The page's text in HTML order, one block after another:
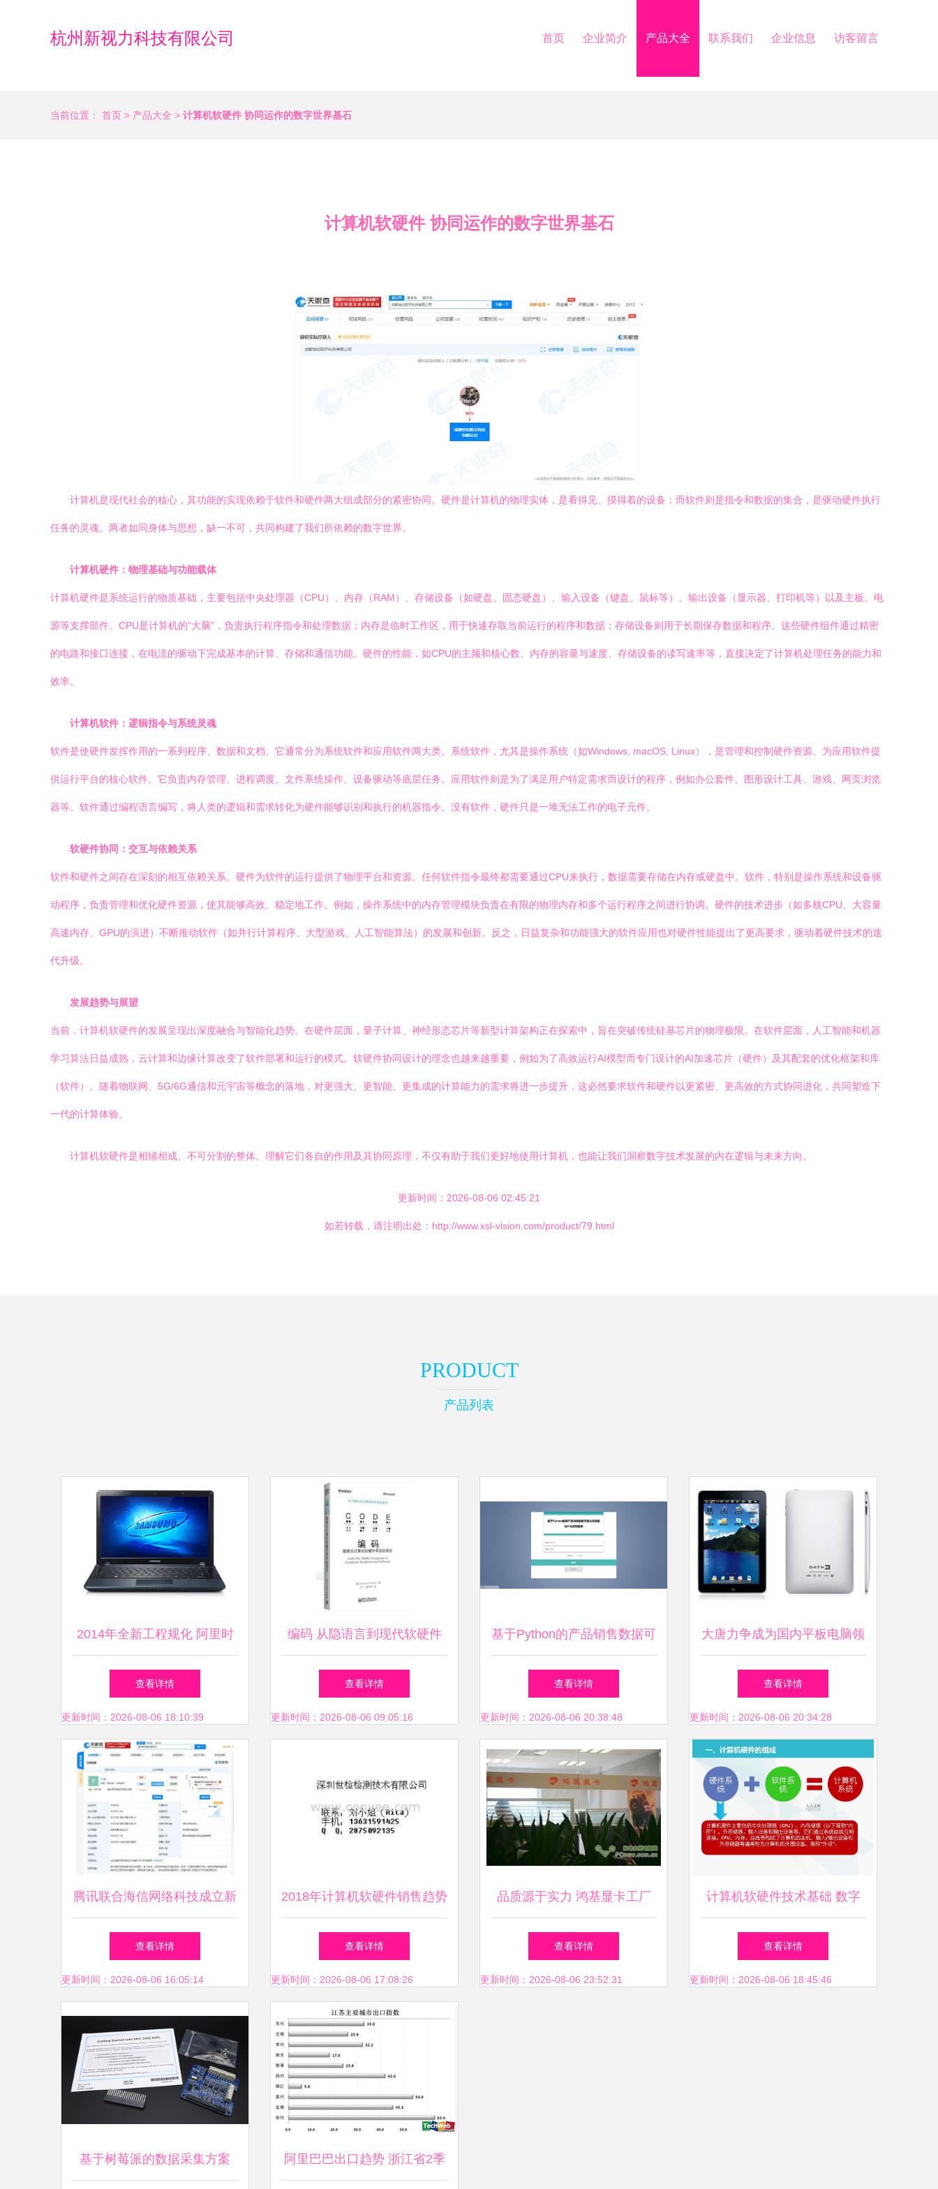
杭州新视力科技有限公司 首页 企业简介 产品大全 联系我们 企业信息 访客留言
当前位置： 首页 > 产品大全 > 计算机软硬件 协同运作的数字世界基石
计算机软硬件 协同运作的数字世界基石
计算机是现代社会的核心，其功能的实现依赖于软件和硬件两大组成部分的紧密协同。硬件是计算机的物理实体，是看得见、摸得着的设备；而软件则是指令和数据的集合，是驱动硬件执行
任务的灵魂。两者如同身体与思想，缺一不可，共同构建了我们所依赖的数字世界。
计算机硬件：物理基础与功能载体
计算机硬件是系统运行的物质基础，主要包括中央处理器（CPU）、内存（RAM）、存储设备（如硬盘、固态硬盘）、输入设备（键盘、鼠标等）、输出设备（显示器、打印机等）以及主板、电
源等支撑部件。CPU是计算机的“大脑”，负责执行程序指令和处理数据；内存是临时工作区，用于快速存取当前运行的程序和数据；存储设备则用于长期保存数据和程序。这些硬件组件通过精密
的电路和接口连接，在电流的驱动下完成基本的计算、存储和通信功能。硬件的性能，如CPU的主频和核心数、内存的容量与速度、存储设备的读写速率等，直接决定了计算机处理任务的能力和
效率。
计算机软件：逻辑指令与系统灵魂
软件是使硬件发挥作用的一系列程序、数据和文档。它通常分为系统软件和应用软件两大类。系统软件，尤其是操作系统（如Windows, macOS, Linux），是管理和控制硬件资源、为应用软件提
供运行平台的核心软件。它负责内存管理、进程调度、文件系统操作、设备驱动等底层任务。应用软件则是为了满足用户特定需求而设计的程序，例如办公套件、图形设计工具、游戏、网页浏览
器等。软件通过编程语言编写，将人类的逻辑和需求转化为硬件能够识别和执行的机器指令。没有软件，硬件只是一堆无法工作的电子元件。
软硬件协同：交互与依赖关系
软件和硬件之间存在深刻的相互依赖关系。硬件为软件的运行提供了物理平台和资源。任何软件指令最终都需要通过CPU来执行，数据需要存储在内存或硬盘中。软件，特别是操作系统和设备驱
动程序，负责管理和优化硬件资源，使其能够高效、稳定地工作。例如，操作系统中的内存管理模块负责在有限的物理内存和多个运行程序之间进行协调。硬件的技术进步（如多核CPU、大容量
高速内存、GPU的演进）不断推动软件（如并行计算程序、大型游戏、人工智能算法）的发展和创新。反之，日益复杂和功能强大的软件应用也对硬件性能提出了更高要求，驱动着硬件技术的迭
代升级。
发展趋势与展望
当前，计算机软硬件的发展呈现出深度融合与智能化趋势。在硬件层面，量子计算、神经形态芯片等新型计算架构正在探索中，旨在突破传统硅基芯片的物理极限。在软件层面，人工智能和机器
学习算法日益成熟，云计算和边缘计算改变了软件部署和运行的模式。软硬件协同设计的理念也越来越重要，例如为了高效运行AI模型而专门设计的AI加速芯片（硬件）及其配套的优化框架和库
（软件）。随着物联网、5G/6G通信和元宇宙等概念的落地，对更强大、更智能、更集成的计算能力的需求将进一步提升，这必然要求软件和硬件以更紧密、更高效的方式协同进化，共同塑造下
一代的计算体验。
计算机软硬件是相辅相成、不可分割的整体。理解它们各自的作用及其协同原理，不仅有助于我们更好地使用计算机，也能让我们洞察数字技术发展的内在逻辑与未来方向。
更新时间：2026-08-06 02:45:21
如若转载，请注明出处：http://www.xsl-vision.com/product/79.html
PRODUCT
产品列表
2014年全新工程规化 阿里时
代高科远程控制方案全景透视
查看详情
更新时间：2026-08-06 18:10:39
编码 从隐语言到现代软硬件
的华丽交响
查看详情
更新时间：2026-08-06 09:05:16
基于Python的产品销售数据可
视化大屏与仓库进销存系统设
计与应用
查看详情
更新时间：2026-08-06 20:38:48
大唐力争成为国内平板电脑领
导品牌，聚焦计算机软硬件的
战略突破
查看详情
更新时间：2026-08-06 20:34:28
腾讯联合海信网络科技成立新
公司，布局计算机软硬件领域
查看详情
更新时间：2026-08-06 16:05:14
2018年计算机软硬件销售趋势
揭秘批发商如何塑造行业分销
新格局
查看详情
更新时间：2026-08-06 17:08:26
品质源于实力 鸿基显卡工厂
大探班
查看详情
更新时间：2026-08-06 23:52:31
计算机软硬件技术基础 数字
世界的双引擎
查看详情
更新时间：2026-08-06 18:45:46
基于树莓派的数据采集方案 阿里巴巴出口趋势 浙江省2季